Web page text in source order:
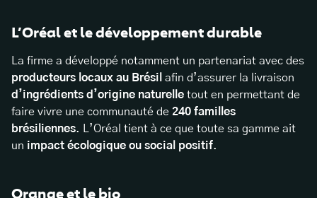
L’Oréal et le développement durable
La firme a développé notamment un partenariat avec des
producteurs locaux au Brésil afin d’assurer la livraison
d’ingrédients d’origine naturelle tout en permettant de
faire vivre une communauté de 240 familles
brésiliennes. L’Oréal tient à ce que toute sa gamme ait
un impact écologique ou social positif.
Orange et le bio